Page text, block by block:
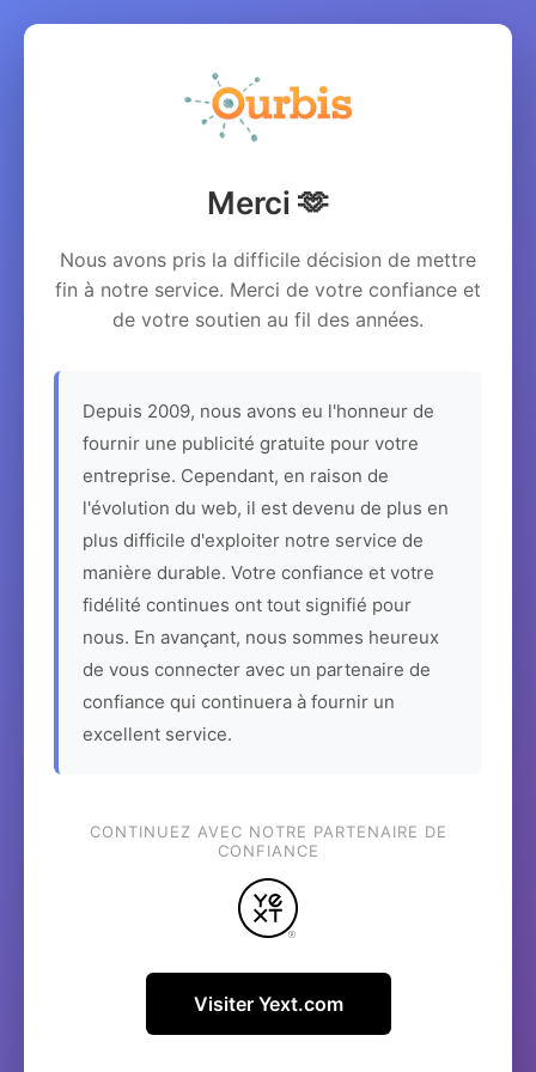
Merci 🫶
Nous avons pris la difficile décision de mettre
fin à notre service. Merci de votre confiance et
de votre soutien au fil des années.
Depuis 2009, nous avons eu l'honneur de
fournir une publicité gratuite pour votre
entreprise. Cependant, en raison de
l'évolution du web, il est devenu de plus en
plus difficile d'exploiter notre service de
manière durable. Votre confiance et votre
fidélité continues ont tout signifié pour
nous. En avançant, nous sommes heureux
de vous connecter avec un partenaire de
confiance qui continuera à fournir un
excellent service.
CONTINUEZ AVEC NOTRE PARTENAIRE DE
CONFIANCE
Visiter Yext.com